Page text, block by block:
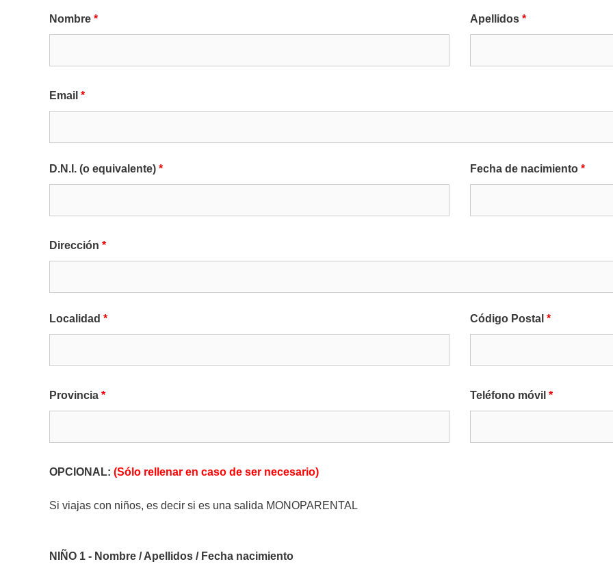
Nombre * Apellidos*
Email *
D.N.I. (o equivalente) * Fecha de nacimiento*
Dirección *
Localidad * Código Postal*
Provincia * Teléfono móvil*
OPCIONAL: (Sólo rellenar en caso de ser necesario)
Si viajas con niños, es decir si es una salida MONOPARENTAL
NIÑO 1 - Nombre / Apellidos / Fecha nacimiento